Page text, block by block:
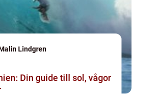
Lindgren
Din guide till sol, vågor